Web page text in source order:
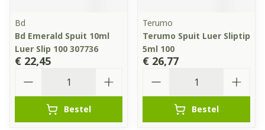
Bd
Bd Emerald Spuit 10ml
Luer Slip 100 307736
€ 22,45
Bestel
Terumo
Terumo Spuit Luer Sliptip
5ml 100
€ 26,77
Bestel